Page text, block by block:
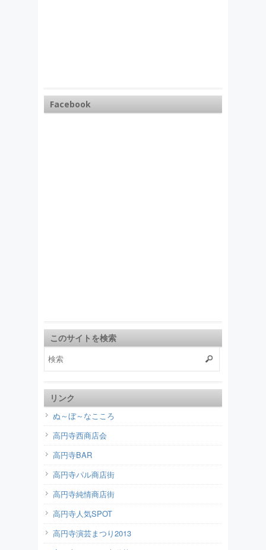
Facebook
このサイトを検索
リンク
ぬ～ぼ～なこころ
高円寺西商店会
高円寺BAR
高円寺パル商店街
高円寺純情商店街
高円寺人気SPOT
高円寺演芸まつり2013